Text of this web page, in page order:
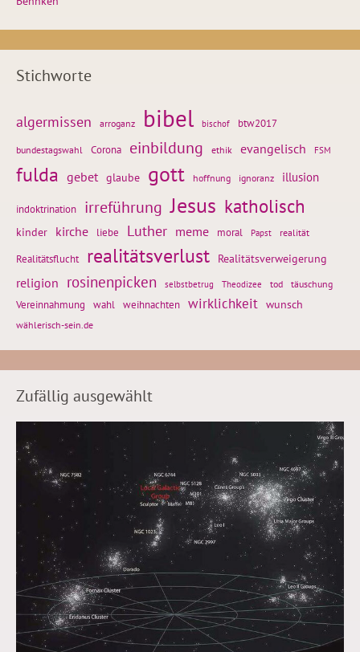
Stichworte
algermissen arroganz bibel bischof btw2017
bundestagswahl Corona einbildung ethik evangelisch FSM
fulda gebet glaube gott hoffnung ignoranz illusion
indoktrination irreführung Jesus katholisch
kinder kirche liebe Luther meme moral Papst realität
Realitätsflucht realitätsverlust Realitätsverweigerung
religion rosinenpicken selbstbetrug Theodizee tod täuschung
Vereinnahmung wahl weihnachten wirklichkeit wunsch
wählerisch-sein.de
Zufällig ausgewählt